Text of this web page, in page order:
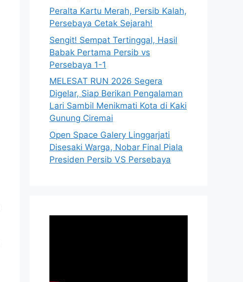
Peralta Kartu Merah, Persib Kalah,
Persebaya Cetak Sejarah!
Sengit! Sempat Tertinggal, Hasil
Babak Pertama Persib vs
Persebaya 1-1
MELESAT RUN 2026 Segera
Digelar, Siap Berikan Pengalaman
Lari Sambil Menikmati Kota di Kaki
Gunung Ciremai
Open Space Galery Linggarjati
Disesaki Warga, Nobar Final Piala
Presiden Persib VS Persebaya